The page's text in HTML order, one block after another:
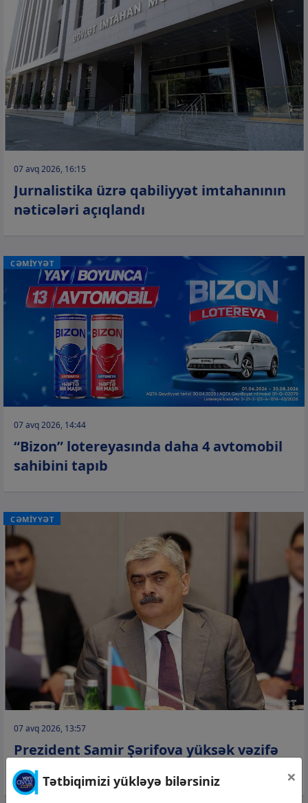
07 avq 2026, 16:15
Jurnalistika üzrə qabiliyyət imtahanının
nəticələri açıqlandı
CƏMİYYƏT
07 avq 2026, 14:44
“Bizon” lotereyasında daha 4 avtomobil
sahibini tapıb
CƏMİYYƏT
07 avq 2026, 13:57
Prezident Samir Şərifova yüksək vəzifə
verdi
Tətbiqimizi yükləyə bilərsiniz ×